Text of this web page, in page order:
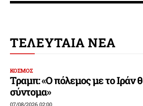
ΤΕΛΕΥΤΑΙΑ ΝΕΑ
ΚΟΣΜΟΣ
Τραμπ: «Ο πόλεμος με το Ιράν
σύντομα»
07/08/2026 02:00